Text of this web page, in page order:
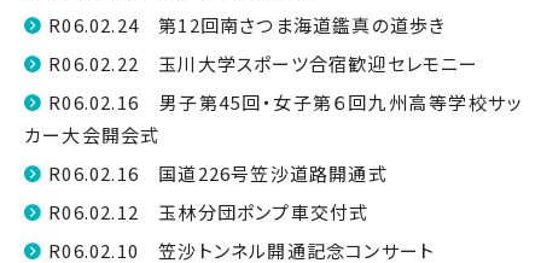
R06.02.24 第12回南さつま海道鑑真の道歩き
R06.02.22 玉川大学スポーツ合宿歓迎セレモニー
R06.02.16 男子第45回・女子第６回九州高等学校サッ
カー大会開会式
R06.02.16 国道226号笠沙道路開通式
R06.02.12 玉林分団ポンプ車交付式
R06.02.10 笠沙トンネル開通記念コンサート